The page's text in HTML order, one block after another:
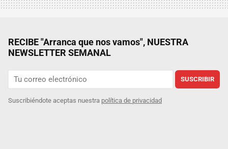
RECIBE "Arranca que nos vamos", NUESTRA
NEWSLETTER SEMANAL
SUSCRIBIR
Suscribiéndote aceptas nuestra política de privacidad